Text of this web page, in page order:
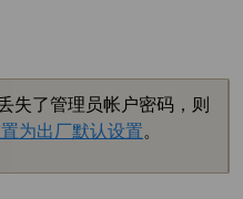
失了管理员帐户密码，则
为出厂默认设置。